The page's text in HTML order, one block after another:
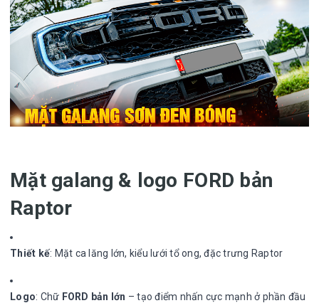
Mặt galang & logo FORD bản
Raptor
Thiết kế: Mặt ca lăng lớn, kiểu lưới tổ ong, đặc trưng Raptor
Logo: Chữ FORD bản lớn – tạo điểm nhấn cực mạnh ở phần đầu